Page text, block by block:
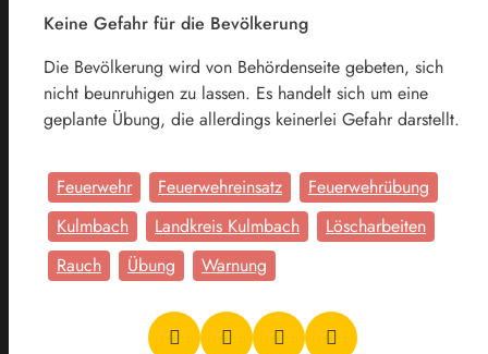
Keine Gefahr für die Bevölkerung
Die Bevölkerung wird von Behördenseite gebeten, sich
nicht beunruhigen zu lassen. Es handelt sich um eine
geplante Übung, die allerdings keinerlei Gefahr darstellt.
Feuerwehr Feuerwehreinsatz
Feuerwehrübung
Kulmbach
Landkreis Kulmbach
Löscharbeiten
Rauch
Übung Warnung